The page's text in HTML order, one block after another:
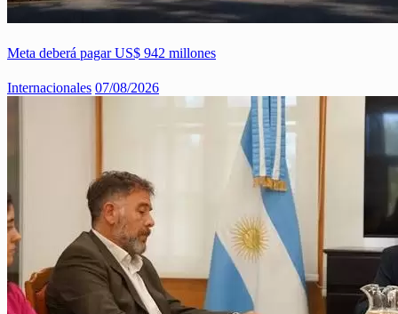
Meta deberá pagar US$ 942 millones
Internacionales 07/08/2026